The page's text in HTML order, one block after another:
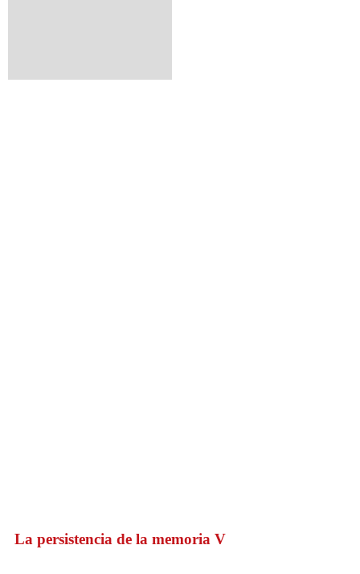
La persistencia de la memoria V